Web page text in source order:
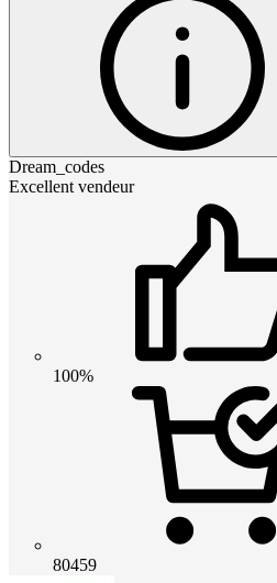
Dream_codes
Excellent vendeur
100%
80459